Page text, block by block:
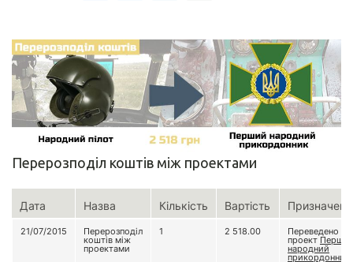
Перерозподіл коштів між проектами
Дата Назва Кількість Вартість
21/07/2015 Перерозподіл
коштів між
проектами
1 2 518.00 Переведено на
проект
народний
прикордонник